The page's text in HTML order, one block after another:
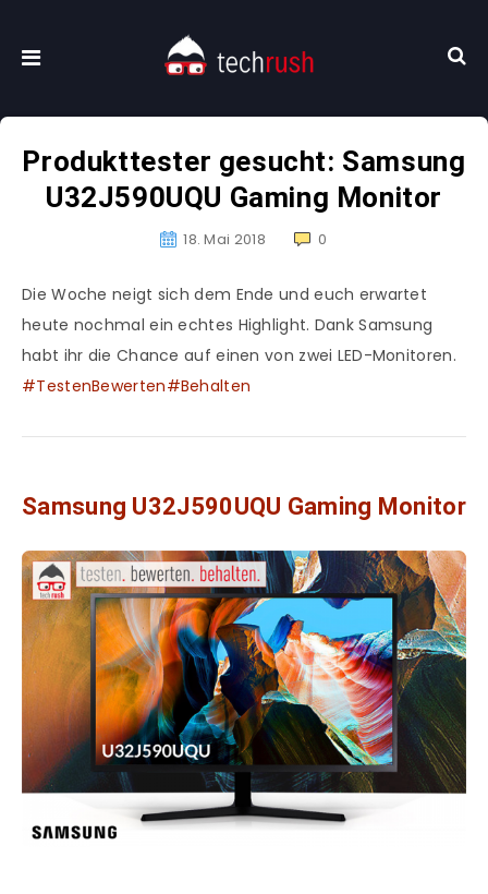
Produkttester gesucht: Samsung
U32J590UQU Gaming Monitor
18. Mai 2018 0
Die Woche neigt sich dem Ende und euch erwartet
heute nochmal ein echtes Highlight. Dank Samsung
habt ihr die Chance auf einen von zwei LED-Monitoren.
#TestenBewerten#Behalten
Samsung U32J590UQU Gaming Monitor